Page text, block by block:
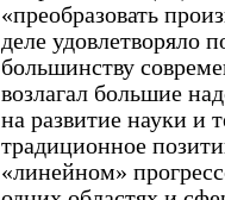
«преобразовать
деле удовлетворяло
большинству
возлагал большие
на развитие науки и
традиционное
«линейном»